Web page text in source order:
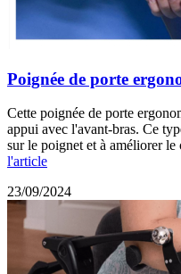
Poignée de porte
Cette poignée de porte
appui avec l'avant-bras. Ce
sur le poignet et à améliorer
l'article
23/09/2024